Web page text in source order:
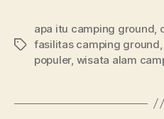
Tags
apa itu camping ground,
fasilitas camping ground,
populer, wisata alam